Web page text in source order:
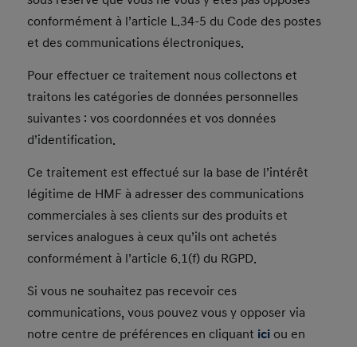
conformément à l’article L.34-5 du Code des postes
et des communications électroniques.
Pour effectuer ce traitement nous collectons et
traitons les catégories de données personnelles
suivantes : vos coordonnées et vos données
d’identification.
Ce traitement est effectué sur la base de l’intérêt
légitime de HMF à adresser des communications
commerciales à ses clients sur des produits et
services analogues à ceux qu’ils ont achetés
conformément à l’article 6.1(f) du RGPD.
Si vous ne souhaitez pas recevoir ces
communications, vous pouvez vous y opposer via
notre centre de préférences en cliquant ici ou en